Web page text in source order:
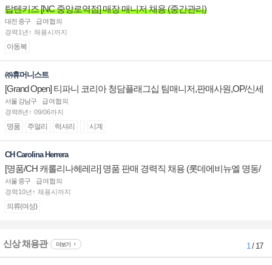
탑텐키즈 [NC 중앙로역점] 매장 매니저 채용 (중간관리)
대전 중구
급여협의
경력1년↑ 채용시까지
아동복
㈜휴머니스트
[Grand Open] 티파니 코리아 청담플래그십 팀매니저,판매사원,OP/신세
계대전 판매사원 채용
서울 강남구
급여협의
경력8년↑ 09/06까지
명품 주얼리 럭셔리 시계
CH Carolina Herrera
[명품/CH 캐롤리나헤레라] 명품 판매 경력직 채용 (롯데에비뉴엘 명동/
잠실/부산)
서울 중구
급여협의
경력10년↑ 채용시까지
의류(여성)
신상 채용관 더보기 1/ 17